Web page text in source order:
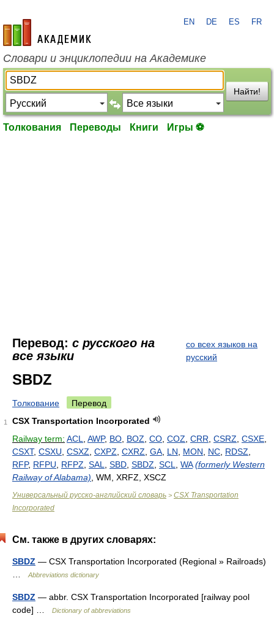
academic.ru
EN DE ES FR
Словари и энциклопедии на Академике
Найти!
Толкования Переводы Книги Игры ⚽
Перевод: с русского на
все языки
со всех языков на
русский
SBDZ
Толкование Перевод
1
CSX Transportation Incorporated
Railway term: ACL AWP, BO BOZ CO COZ CRR CSRZ CSXE
CSXT, CSXU CSXZ CXPZ CXRZ GA LN MON NC RDSZ
RFP, RFPU RFPZ SAL SBD SBDZ SCL WA (formerly Western
Railway of Alabama) , WM, XRFZ, XSCZ
Универсальный русско-английский словарь > CSX Transportation
Incorporated
См. также в других словарях:
SBDZ — CSX Transportation Incorporated (Regional » Railroads)
Abbreviations dictionary
SBDZ — abbr. CSX Transportation Incorporated [railway pool
code] …
Dictionary of abbreviations